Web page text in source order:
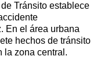
Tránsito establece
En el área urbana
hechos de tránsito
la zona central.